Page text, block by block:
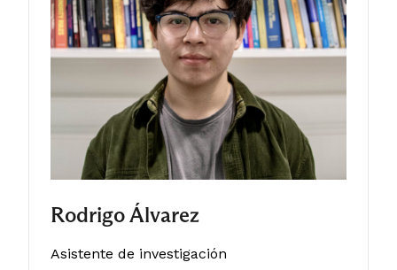
Rodrigo Álvarez
Asistente de investigación